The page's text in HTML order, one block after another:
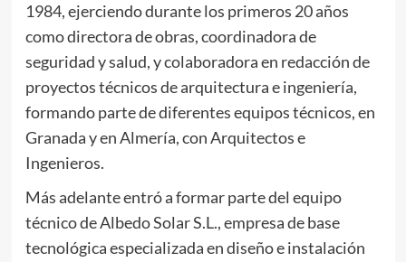
1984, ejerciendo durante los primeros 20 años
como directora de obras, coordinadora de
seguridad y salud, y colaboradora en redacción de
proyectos técnicos de arquitectura e ingeniería,
formando parte de diferentes equipos técnicos, en
Granada y en Almería, con Arquitectos e
Ingenieros.
Más adelante entró a formar parte del equipo
técnico de Albedo Solar S.L., empresa de base
tecnológica especializada en diseño e instalación